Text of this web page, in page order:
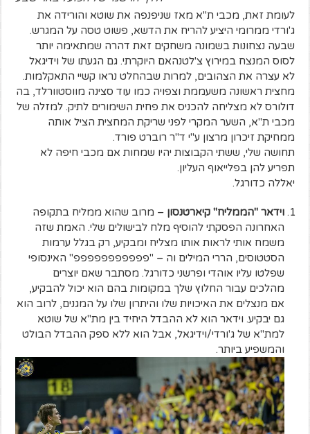
לעומת זאת, מכבי ת"א מאז שניפנפה את שוטא והורידה את
ג'ורדי ממרומי היציע להריח את הדשא, פשוט טסה על המגרש.
שבעה נצחונות בשמונה משחקים זאת דהרה שמתאימה יותר
לסוס המנצח במירוץ צ'לטנהאם היוקרתי. גם הגעתו של וידיגאל
לא עצרה את הצהובים, למרות שבהחלט נראו קשיי התאקלמות.
מחצית ראשונה משעממת וצפויה כמו עוד סצינה מווסטוורלד, בה
דולורס לא מצליחה להכניס את פחית השימורים לתיק. למזלה של
מכבי ת"א, השער המקרי לפני שריקת המחצית הציל אותה
ממחיקת זיכרון מרצון ע"י ד"ר רוברט פורד.
תחושה שלי, ששתי הקבוצות יהיו שמחות אם מכבי חיפה לא
תפריע להן בפלייאוף העליון.
יאללה כדורגל.
וידאר "הממליח" קיארטנסון – מרוב שהוא ממליח בתקופה
האחרונה הפסקתי להוסיף מלח לבישולים שלי. האמת שזה
משמח אותי לראות אותו מצליח ומבקיע, רק בגלל ערמות
הסטטוסים, הררי המילים וה – "פפפפפפפפפפפ" האינסופי
שפלטו עליו אוהדי ופרשני כדורגל. מסתבר שאם יוצרים
מהלכים עבור החלוץ שלך במקומות בהם הוא יכול להבקיע,
אם מנצלים את האיכויות שלו והיתרון שלו על המגנים, לרוב הוא
גם יבקיע. וידאר הוא לא ההבדל היחיד בין מת"א של שוטא
למת"א של ג'ורדי/וידיגאל, אבל הוא ללא ספק ההבדל הבולט
והמשפיע ביותר.